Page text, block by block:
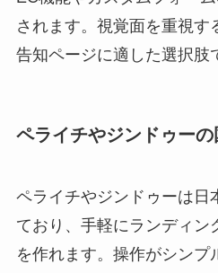
されます。視覚面を重視す
告知ページに適した選択肢
ペライチやジンドゥー
ペライチやジンドゥーは日
ており、手軽にランディン
を作れます。操作がシンプ